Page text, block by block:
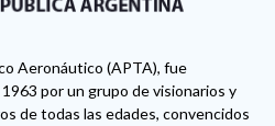
Aeronáutico (APTA), fue
por un grupo de visionarios y
de todas las edades, convencidos